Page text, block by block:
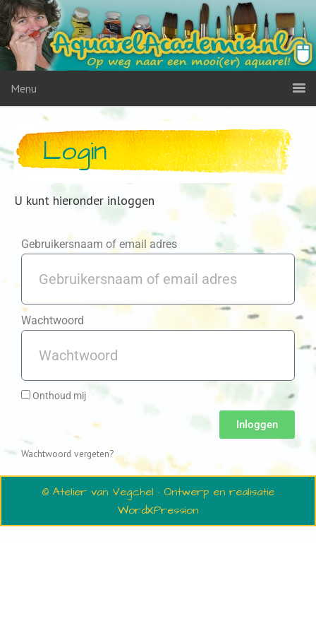
Menu
Login
U kunt hieronder inloggen
Gebruikersnaam of email adres
Wachtwoord
Onthoud mij
Inloggen
Wachtwoord vergeten?
© Atelier van Vegchel · Ontwerp en realisatie
WordXPression